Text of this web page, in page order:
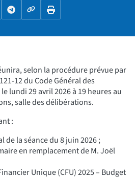
TelegramCopier le lien
Imprimer la page
selon la procédure prévue par
12 du Code Général des
lundi 29 avril 2026 à 19 heures au
salle des délibérations.
:
la séance du 8 juin 2026 ;
en remplacement de M. Joël
Unique (CFU) 2025 – Budget